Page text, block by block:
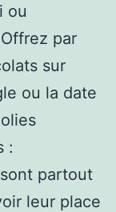
ou
par
sur
ou la date
:
partout
leur place